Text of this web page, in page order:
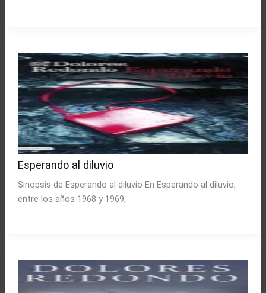
Esperando al diluvio
Sinopsis de Esperando al diluvio En Esperando al diluvio,
entre los años 1968 y 1969,